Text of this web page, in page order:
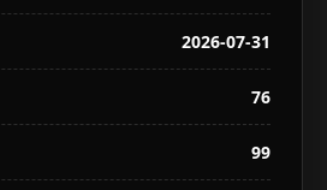
2026-07-31
76
99